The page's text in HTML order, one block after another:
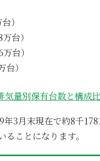
）
台）
台）
）
気量別保有台数と構成比
3月末現在で約8千
ことになります。